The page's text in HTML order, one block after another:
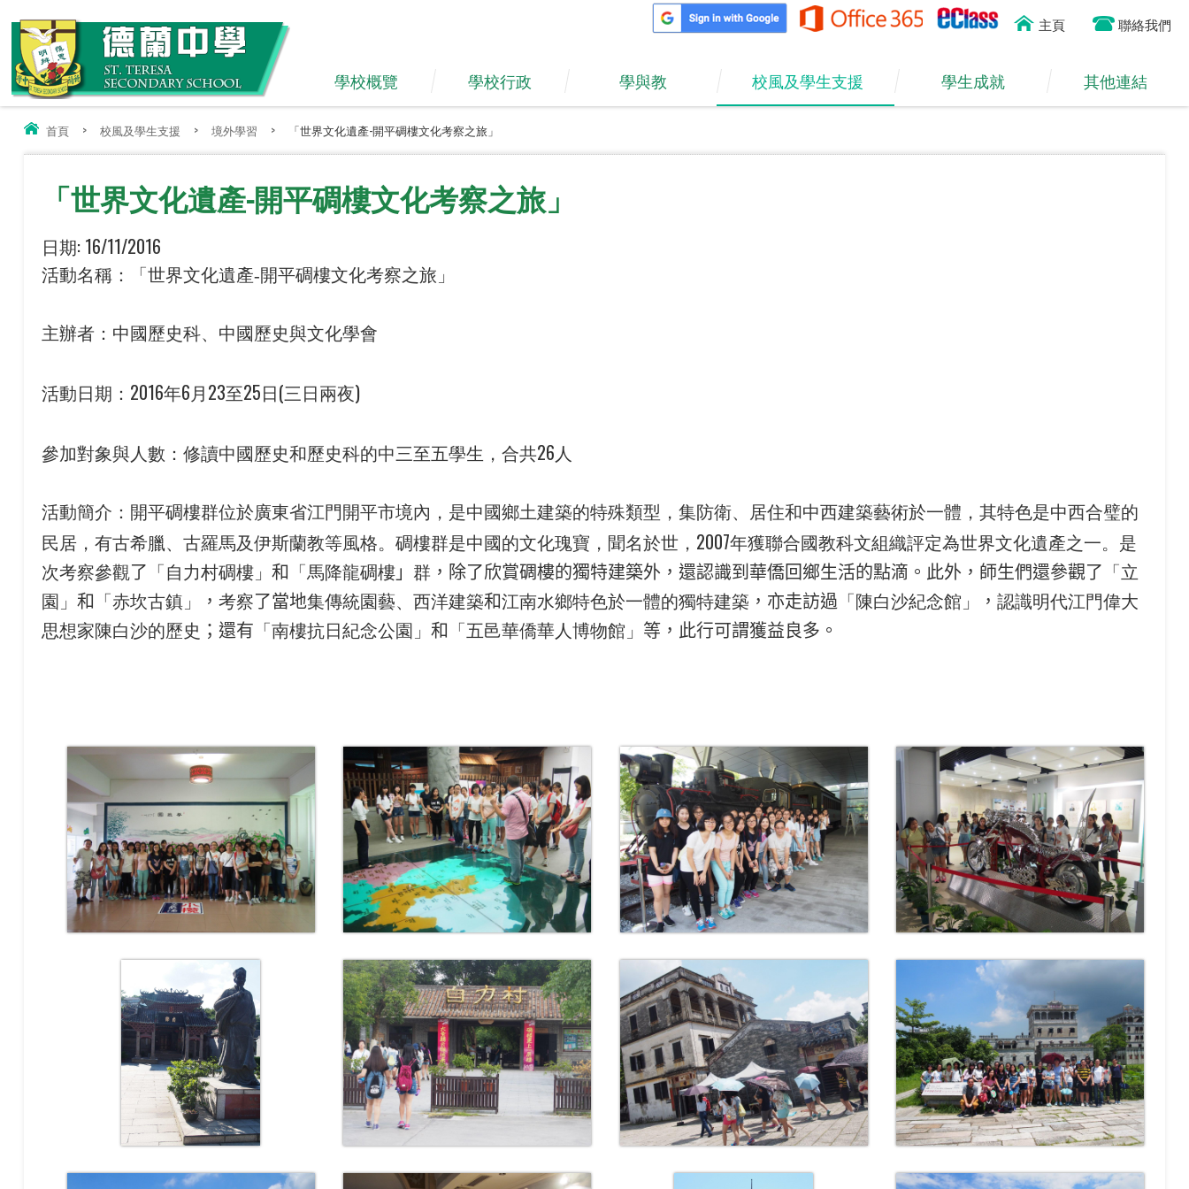
主頁 聯絡我們
學校概覽 學校行政 學與教 校風及學生支援 學生成就 其他連結
首頁 > 校風及學生支援 > 境外學習 > 「世界文化遺產-開平碉樓文化考察之旅」
「世界文化遺產-開平碉樓文化考察之旅」
日期: 16/11/2016
活動名稱：「世界文化遺產-開平碉樓文化考察之旅」
主辦者：中國歷史科、中國歷史與文化學會
活動日期： 2016年6 月 23至25 日 (三日兩夜)
參加對象與人數：修讀中國歷史和歷史科的中三至五學生，合共26 人
活動簡介：開平碉樓群位於廣東省江門開平市境內，是中國鄉土建築的特殊類型，集防衛、居住和中西建築藝術於一體，其特色是中西合璧的
民居，有古希臘、古羅馬及伊斯蘭教等風格。碉樓群是中國的文化瑰寶，聞名於世， 2007年獲聯合國教科文組織評定為世界文化遺產之一。是
次考察參觀了 「自力村碉樓」 和 「馬降龍碉樓」 群 ，除了欣賞碉樓的獨特建築外，還認識到華僑回鄉生活的點滴。此外，師生們還參觀了 「立
園」 和 「赤坎古鎮」 ， 考察了當地集傳統園藝、西洋建築和江南水鄉特色於一體的獨特建築 ，亦走訪過 「陳白沙紀念館」 ， 認識明代江門偉大
思想家陳白沙的歷史 ；還有 「南樓抗日紀念公園」 和 「五邑華僑華人博物館」 等，此行可謂獲益良多。